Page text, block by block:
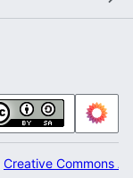
Creative Commons